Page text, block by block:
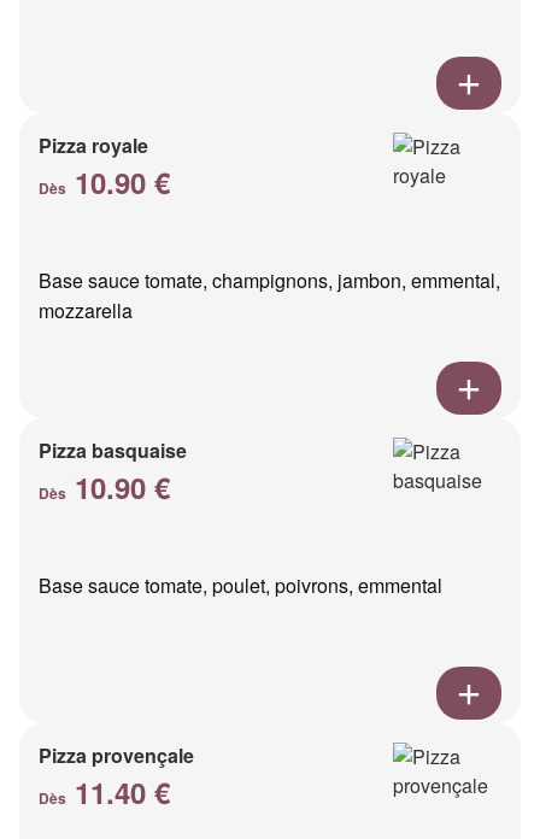
Pizza royale
Dès 10.90 €
Base sauce tomate, champignons, jambon, emmental,
mozzarella
Pizza basquaise
Dès 10.90 €
Base sauce tomate, poulet, poivrons, emmental
Pizza provençale
Dès 11.40 €